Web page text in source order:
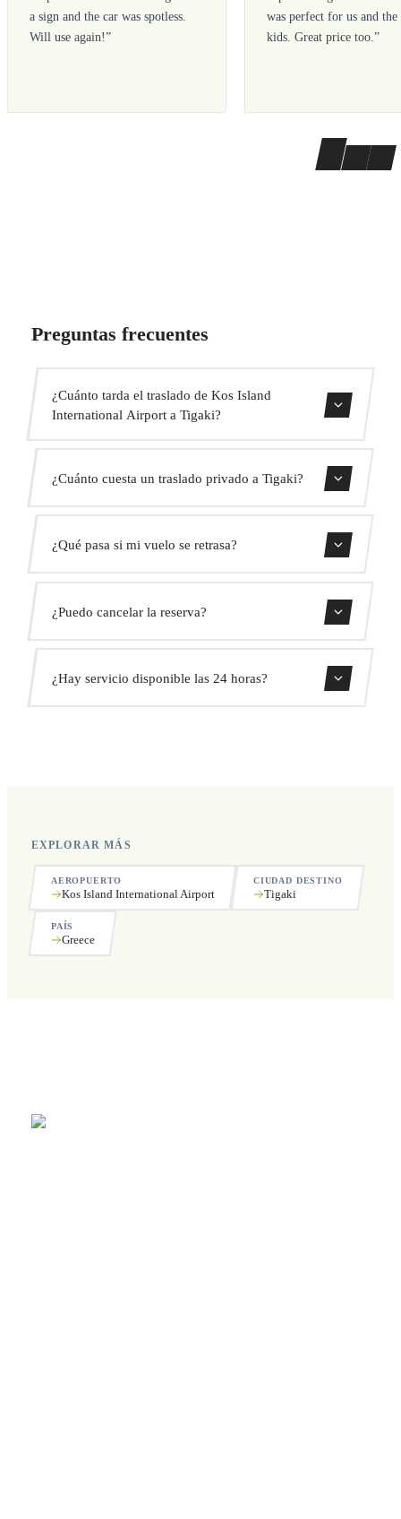
a sign and the car was spotless.
Will use again!”
was perfect for us and the
kids. Great price too.”
Preguntas frecuentes
¿Cuánto tarda el traslado de Kos Island
International Airport a Tigaki?
¿Cuánto cuesta un traslado privado a Tigaki?
Usa nuestro formulario de reserva para obtener un precio
fijo al instante. Sin cargos ocultos.
¿Qué pasa si mi vuelo se retrasa?
conductor ajustará automáticamente la hora de recogida
sin coste adicional.
¿Puedo cancelar la reserva?
recogida.
¿Hay servicio disponible las 24 horas?
EXPLORAR MÁS
AEROPUERTO
Kos Island International Airport
CIUDAD DESTINO
Tigaki
PAÍS
Greece